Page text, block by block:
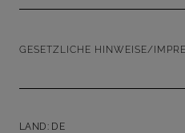
GESETZLICHE HINWEISE/
LAND: DE